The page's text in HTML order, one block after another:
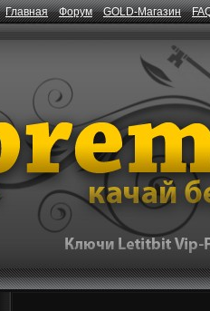
Главная Форум GOLD-Магазин